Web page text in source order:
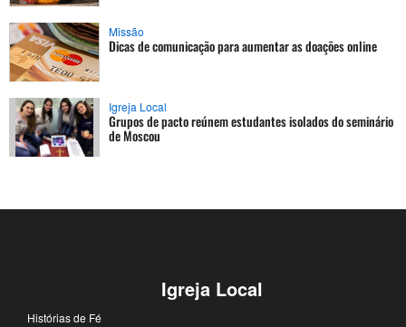
Missão
Dicas de comunicação para aumentar as doações online
Igreja Local
Grupos de pacto reúnem estudantes isolados do seminário
de Moscou
Igreja Local
Histórias de Fé